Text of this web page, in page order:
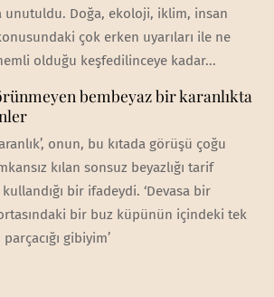
unutuldu. Doğa, ekoloji, iklim, insan
çok erken uyarıları ile ne
olduğu keşfedilinceye kadar...
bembeyaz bir karanlıkta
onun, bu kıtada görüşü çoğu
kılan sonsuz beyazlığı tarif
bir ifadeydi. ‘Devasa bir
bir buz küpünün içindeki tek
gibiyim’